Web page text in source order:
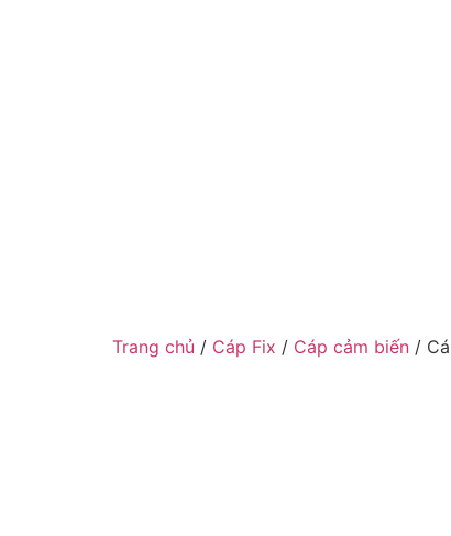
Trang chủ / Cáp Fix / Cáp cảm biến /